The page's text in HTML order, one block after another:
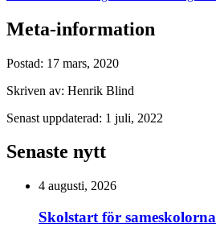
Meta-information
Postad: 17 mars, 2020
Skriven av: Henrik Blind
Senast uppdaterad: 1 juli, 2022
Senaste nytt
4 augusti, 2026
Skolstart för sameskolorna